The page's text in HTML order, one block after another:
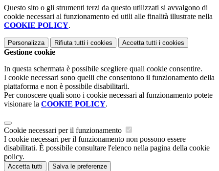
Questo sito o gli strumenti terzi da questo utilizzati si avvalgono di
cookie necessari al funzionamento ed utili alle finalità illustrate nella
COOKIE POLICY.
Personalizza Rifiuta tutti i cookies Accetta tutti i cookies
Gestione cookie
In questa schermata è possibile scegliere quali cookie consentire.
I cookie necessari sono quelli che consentono il funzionamento della
piattaforma e non è possibile disabilitarli.
Per conoscere quali sono i cookie necessari al funzionamento potete
visionare la COOKIE POLICY.
Cookie necessari per il funzionamento
I cookie necessari per il funzionamento non possono essere
disabilitati. È possibile consultare l'elenco nella pagina della cookie
policy.
Accetta tutti Salva le preferenze